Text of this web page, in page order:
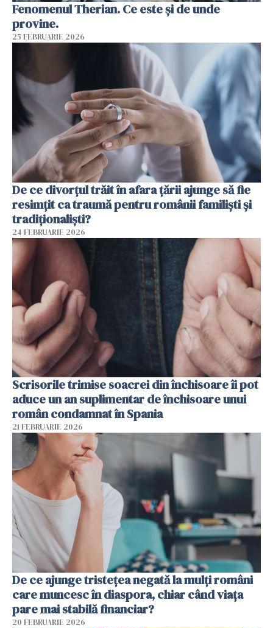
Fenomenul Therian. Ce este și de unde
provine.
25 FEBRUARIE 2026
De ce divorțul trăit în afara țării ajunge să fie
resimțit ca traumă pentru românii familiști și
tradiționaliști?
24 FEBRUARIE 2026
Scrisorile trimise soacrei din închisoare îi pot
aduce un an suplimentar de închisoare unui
român condamnat în Spania
21 FEBRUARIE 2026
De ce ajunge tristețea negată la mulți români
care muncesc în diaspora, chiar când viața
pare mai stabilă financiar?
20 FEBRUARIE 2026